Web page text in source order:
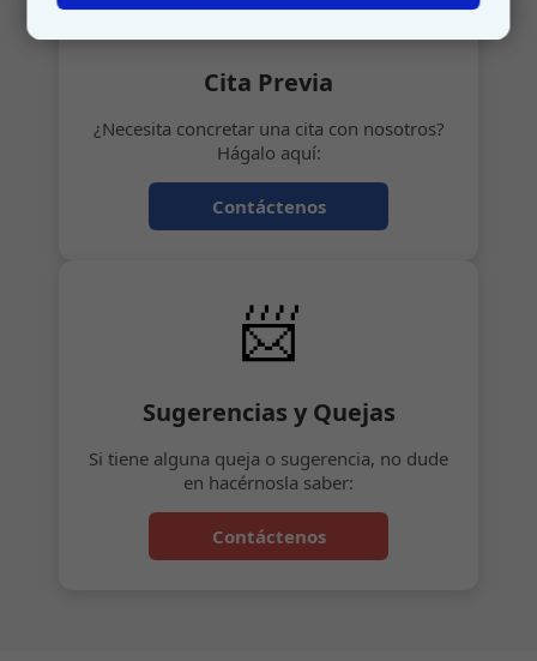
Cita Previa
¿Necesita concretar una cita con nosotros?
Hágalo aquí:
Contáctenos
📨
Sugerencias y Quejas
Si tiene alguna queja o sugerencia, no dude
en hacérnosla saber:
Contáctenos